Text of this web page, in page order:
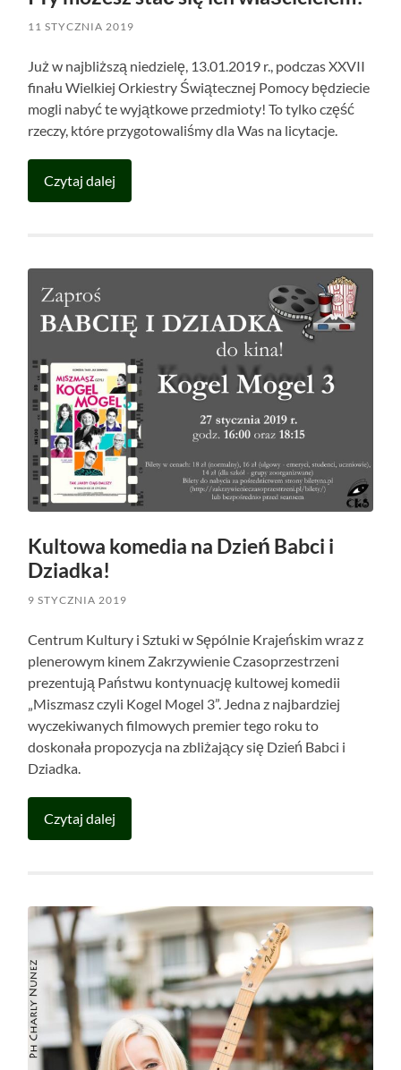
11 STYCZNIA 2019
Już w najbliższą niedzielę, 13.01.2019 r., podczas XXVII
finału Wielkiej Orkiestry Świątecznej Pomocy będziecie
mogli nabyć te wyjątkowe przedmioty! To tylko część
rzeczy, które przygotowaliśmy dla Was na licytacje.
Czytaj dalej
Kultowa komedia na Dzień Babci i
Dziadka!
9 STYCZNIA 2019
Centrum Kultury i Sztuki w Sępólnie Krajeńskim wraz z
plenerowym kinem Zakrzywienie Czasoprzestrzeni
prezentują Państwu kontynuację kultowej komedii
„Miszmasz czyli Kogel Mogel 3”. Jedna z najbardziej
wyczekiwanych filmowych premier tego roku to
doskonała propozycja na zbliżający się Dzień Babci i
Dziadka.
Czytaj dalej